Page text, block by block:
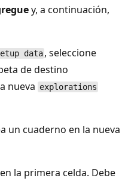
y, a continuación,
data , seleccione
de destino
nueva explorations
un cuaderno en la nueva
la primera celda. Debe